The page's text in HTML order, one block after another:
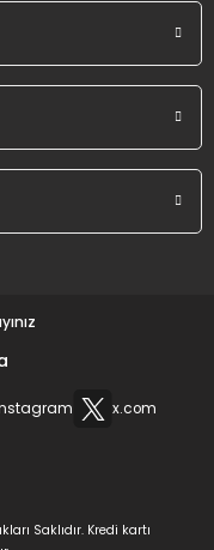
x.com
Saklıdır. Kredi kartı